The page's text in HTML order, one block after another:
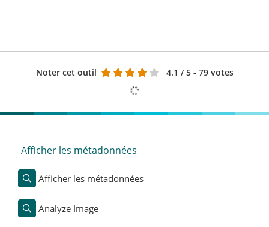
Noter cet outil 4.1 / 5 - 79 votes
Afficher les métadonnées
Afficher les métadonnées
Analyze Image